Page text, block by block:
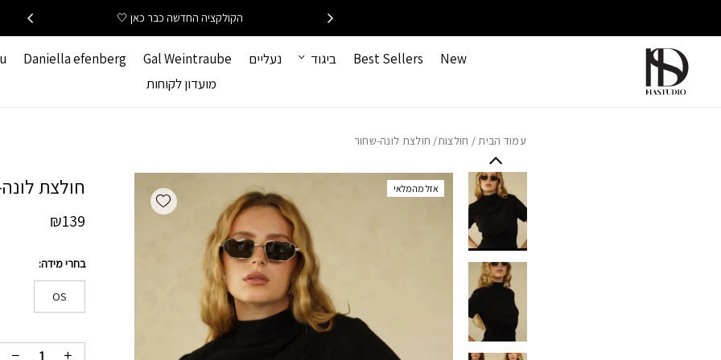
הקולקציה החדשה כבר כאן 🤍
New
Best Sellers ביגוד נעליים Gal Weintraube
Daniella efenberg
מועדון לקוחות
עמוד הבית / חולצות/ חולצת לונה-שחור
חולצת
₪139
בחרי מידה
OS
אזל מהמלאי Add wishlist